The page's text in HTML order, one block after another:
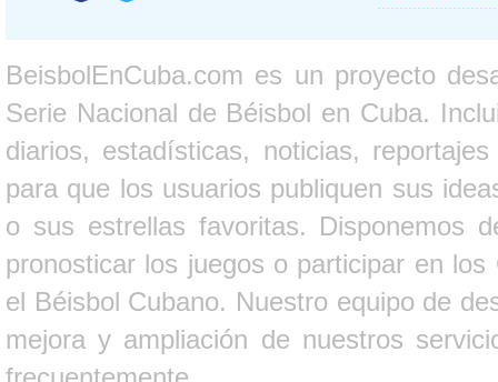
BeisbolEnCuba.com es un proyecto
Serie Nacional de Béisbol en Cuba.
diarios, estadísticas, noticias,
para que los usuarios publiquen sus
o sus estrellas favoritas. Disponemos
pronosticar los juegos o participar en
el Béisbol Cubano. Nuestro equipo de
mejora y ampliación de nuestros